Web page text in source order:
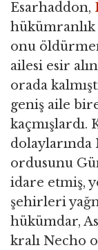
Esarhaddon,
hükümranlık
onu
ailesi esir
orada
geniş aile
kaçmışlardı.
dolaylarında
ordusunu
idare etmiş,
şehirleri
hükümdar,
kralı Necho